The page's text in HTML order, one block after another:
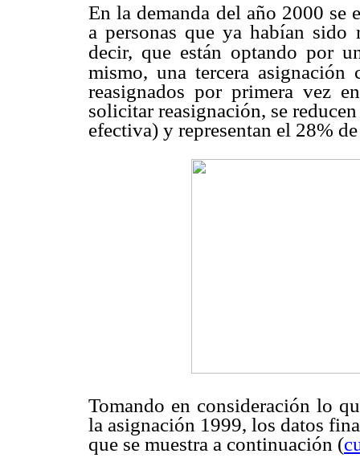
En la demanda del año 2000 se
a personas que ya habían
decir, que están optando por
mismo, una tercera asignación
reasignados por primera vez
solicitar reasignación, se
efectiva) y representan el 28%
Tomando en consideración lo
la asignación 1999, los datos
que se muestra a continuación (